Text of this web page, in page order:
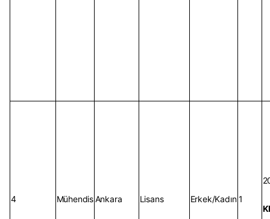
4 MühendisAnkara Lisans Erkek/Kadın 1